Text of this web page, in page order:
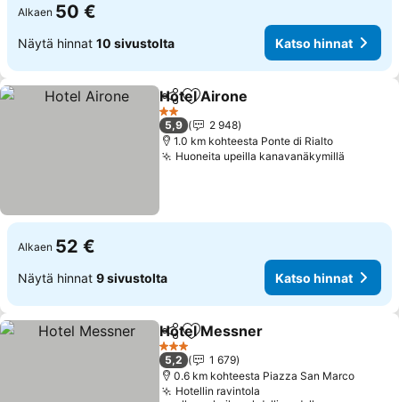
Alkaen 50 €
Näytä hinnat 10 sivustolta Katso hinnat
Jaa Lisää suosikkeihin
Hotel Airone
2 Tähtiluokitus
5,9
2 948
1.0 km kohteesta Ponte di Rialto
Huoneita upeilla kanavanäkymillä
Alkaen 52 €
Näytä hinnat 9 sivustolta Katso hinnat
Jaa Lisää suosikkeihin
Hotel Messner
3 Tähtiluokitus
5,2
1 679
0.6 km kohteesta Piazza San Marco
Hotellin ravintola